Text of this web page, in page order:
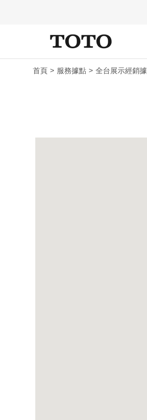
首頁 服務據點 全台展示經銷